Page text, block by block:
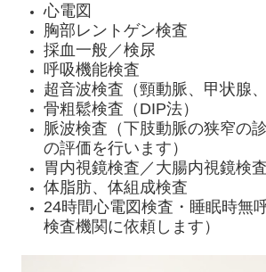
心電図
胸部レントゲン検査
採血一般／検尿
呼吸機能検査
超音波検査（頸動脈、甲状腺、
骨粗鬆検査（DIP法）
脈波検査（下肢動脈の狭窄の
の評価を行います）
胃内視鏡検査／大腸内視鏡検査
体脂肪、体組成検査
24時間心電図検査・睡眠時無
検査機関に依頼します）